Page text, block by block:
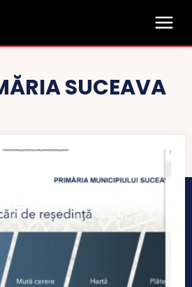
SUCEAVA